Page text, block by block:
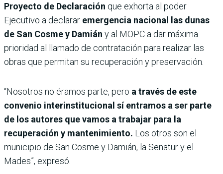
Proyecto de Declaración que exhorta al poder
Ejecutivo a declarar emergencia nacional las dunas
de San Cosme y Damián y al MOPC a dar máxima
prioridad al llamado de contratación para realizar las
obras que permitan su recuperación y preservación.
“Nosotros no éramos parte, pero a través de este
convenio interinstitucional sí entramos a ser parte
de los autores que vamos a trabajar para la
recuperación y mantenimiento. Los otros son el
municipio de San Cosme y Damián, la Senatur y el
Mades”, expresó.